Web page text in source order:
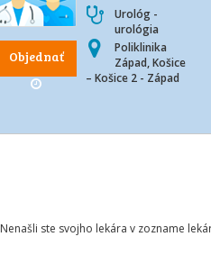
Objednať
Urológ -
urológia
Poliklinika
Západ, Košice
– Košice 2 - Západ
Nenašli ste svojho lekára v zozname